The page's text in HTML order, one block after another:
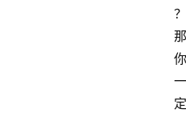
？
那
你
一
定